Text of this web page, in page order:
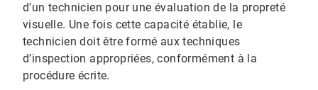
d'un technicien pour une évaluation de la propreté
visuelle. Une fois cette capacité établie, le
technicien doit être formé aux techniques
d’inspection appropriées, conformément à la
procédure écrite.